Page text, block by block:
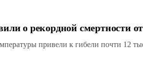
о рекордной смертности
привели к гибели почти 12